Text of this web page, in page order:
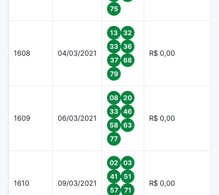
75
1608 04/03/2021
13
32
33
36
37
68
79
R$ 0,00
1609 06/03/2021
08
20
33
46
58
63
77
R$ 0,00
1610 09/03/2021
02
03
41
51
57
71
R$ 0,00